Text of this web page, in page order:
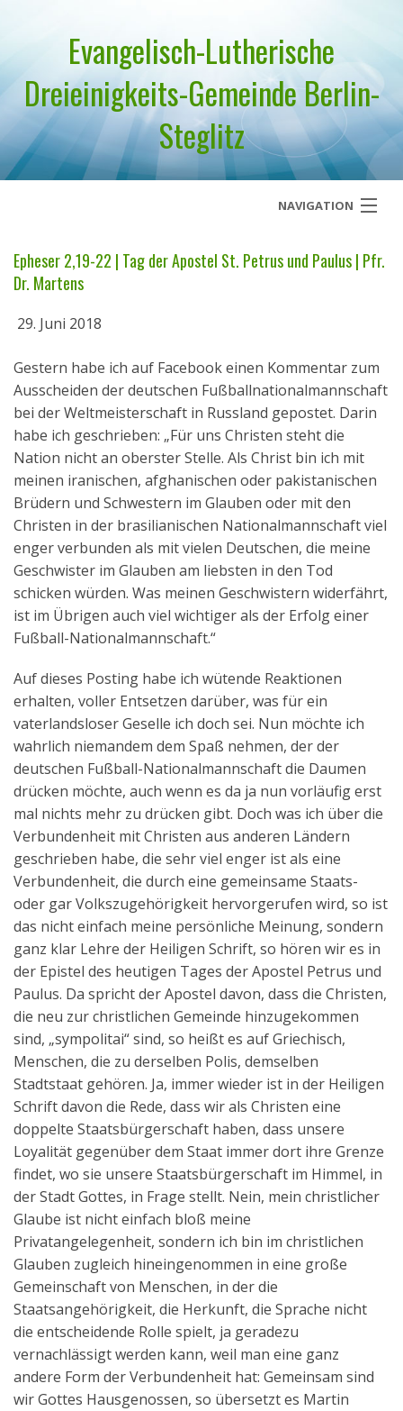
Evangelisch-Lutherische
Dreieinigkeits-Gemeinde Berlin-
Steglitz
NAVIGATION
Über uns
Geistliches Wort
Termine
Aktuelles
Kontakt
English
Epheser 2,19-22 | Tag der Apostel St. Petrus und Paulus | Pfr.
Dr. Martens
29. Juni 2018
Gestern habe ich auf Facebook einen Kommentar zum
Ausscheiden der deutschen Fußballnationalmannschaft
bei der Weltmeisterschaft in Russland gepostet. Darin
habe ich geschrieben: „Für uns Christen steht die
Nation nicht an oberster Stelle. Als Christ bin ich mit
meinen iranischen, afghanischen oder pakistanischen
Brüdern und Schwestern im Glauben oder mit den
Christen in der brasilianischen Nationalmannschaft viel
enger verbunden als mit vielen Deutschen, die meine
Geschwister im Glauben am liebsten in den Tod
schicken würden. Was meinen Geschwistern widerfährt,
ist im Übrigen auch viel wichtiger als der Erfolg einer
Fußball-Nationalmannschaft.“
Auf dieses Posting habe ich wütende Reaktionen
erhalten, voller Entsetzen darüber, was für ein
vaterlandsloser Geselle ich doch sei. Nun möchte ich
wahrlich niemandem dem Spaß nehmen, der der
deutschen Fußball-Nationalmannschaft die Daumen
drücken möchte, auch wenn es da ja nun vorläufig erst
mal nichts mehr zu drücken gibt. Doch was ich über die
Verbundenheit mit Christen aus anderen Ländern
geschrieben habe, die sehr viel enger ist als eine
Verbundenheit, die durch eine gemeinsame Staats-
oder gar Volkszugehörigkeit hervorgerufen wird, so ist
das nicht einfach meine persönliche Meinung, sondern
ganz klar Lehre der Heiligen Schrift, so hören wir es in
der Epistel des heutigen Tages der Apostel Petrus und
Paulus. Da spricht der Apostel davon, dass die Christen,
die neu zur christlichen Gemeinde hinzugekommen
sind, „sympolitai“ sind, so heißt es auf Griechisch,
Menschen, die zu derselben Polis, demselben
Stadtstaat gehören. Ja, immer wieder ist in der Heiligen
Schrift davon die Rede, dass wir als Christen eine
doppelte Staatsbürgerschaft haben, dass unsere
Loyalität gegenüber dem Staat immer dort ihre Grenze
findet, wo sie unsere Staatsbürgerschaft im Himmel, in
der Stadt Gottes, in Frage stellt. Nein, mein christlicher
Glaube ist nicht einfach bloß meine
Privatangelegenheit, sondern ich bin im christlichen
Glauben zugleich hineingenommen in eine große
Gemeinschaft von Menschen, in der die
Staatsangehörigkeit, die Herkunft, die Sprache nicht
die entscheidende Rolle spielt, ja geradezu
vernachlässigt werden kann, weil man eine ganz
andere Form der Verbundenheit hat: Gemeinsam sind
wir Gottes Hausgenossen, so übersetzt es Martin